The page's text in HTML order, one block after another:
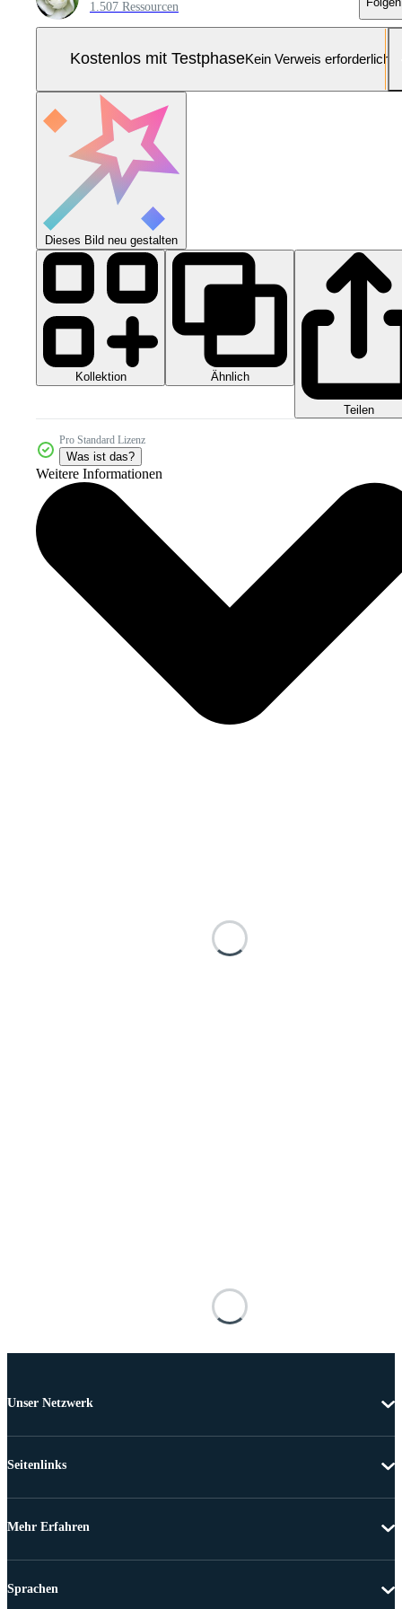
1.507 Ressourcen
Kostenlos mit TestphaseKein Verweis erforderlich
Dieses Bild neu gestalten
Kollektion Ähnlich
Teilen
Pro Standard Lizenz
Was ist das?
Weitere Informationen
Unser Netzwerk
Seitenlinks
Mehr Erfahren
Sprachen